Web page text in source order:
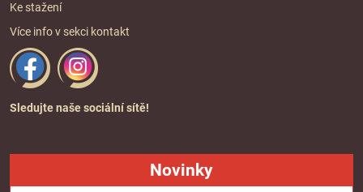
Ke stažení
Více info v sekci kontakt
Sledujte naše sociální sítě!
Novinky